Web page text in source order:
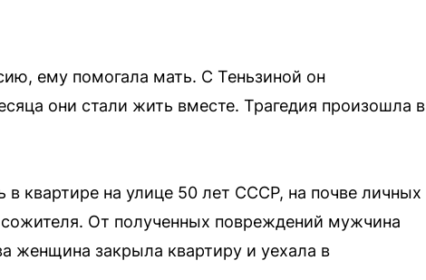
ему помогала мать. С Теньзиной он
они стали жить вместе. Трагедия произошла в
квартире на улице 50 лет СССР, на почве личных
От полученных повреждений мужчина
женщина закрыла квартиру и уехала в